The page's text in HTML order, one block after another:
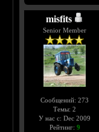
misfits
Senior Member
Сообщений: 273
Темы: 2
У нас с: Dec 2009
Рейтинг: 9